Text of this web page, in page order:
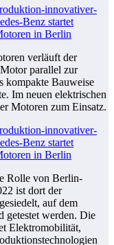
verläuft der
parallel zur
kompakte Bauweise
Im neuen elektrischen
Motoren zum Einsatz.
Rolle von Berlin-
ist dort der
auf dem
getestet werden. Die
Elektromobilität,